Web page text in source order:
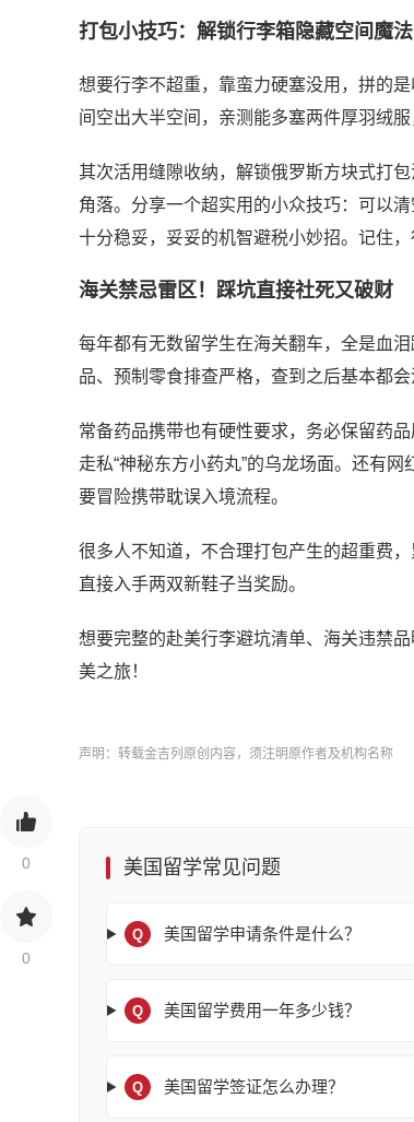
0
0
打包小技巧：解锁行李箱隐藏空间魔法
想要行李不超重，靠蛮力硬塞没用，拼的
间空出大半空间，亲测能多塞两件厚羽绒服
其次活用缝隙收纳，解锁俄罗斯方块式打
角落。分享一个超实用的小众技巧：可以
十分稳妥，妥妥的机智避税小妙招。记住
海关禁忌雷区！踩坑直接社死又破财
每年都有无数留学生在海关翻车，全是血
品、预制零食排查严格，查到之后基本都
常备药品携带也有硬性要求，务必保留药
走私“神秘东方小药丸”的乌龙场面。还有
要冒险携带耽误入境流程。
很多人不知道，不合理打包产生的超重费
直接入手两双新鞋子当奖励。
想要完整的赴美行李避坑清单、海关违禁
美之旅！
声明：转载金吉列原创内容，须注明原作者及机构名称
美国留学常见问题
Q 美国留学申请条件是什么？
Q 美国留学费用一年多少钱？
Q 美国留学签证怎么办理？